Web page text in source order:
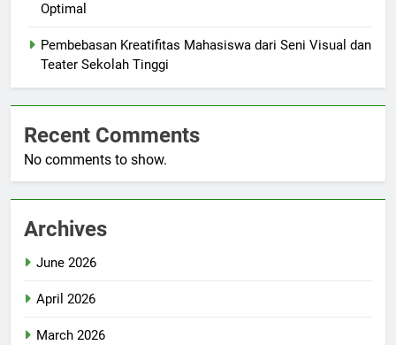
Optimal
Pembebasan Kreatifitas Mahasiswa dari Seni Visual dan
Teater Sekolah Tinggi
Recent Comments
No comments to show.
Archives
June 2026
April 2026
March 2026